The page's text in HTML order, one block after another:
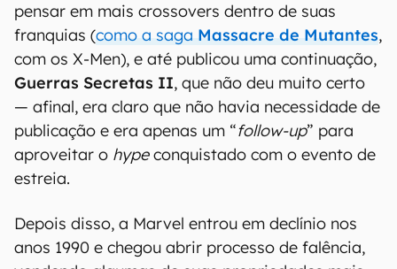
pensar em mais crossovers dentro de suas
franquias (como a saga Massacre de Mutantes,
com os X-Men), e até publicou uma continuação,
Guerras Secretas II, que não deu muito certo
— afinal, era claro que não havia necessidade de
publicação e era apenas um “follow-up” para
aproveitar o hypeconquistado com o evento de
estreia.
Depois disso, a Marvel entrou em declínio nos
anos 1990 e chegou abrir processo de falência,